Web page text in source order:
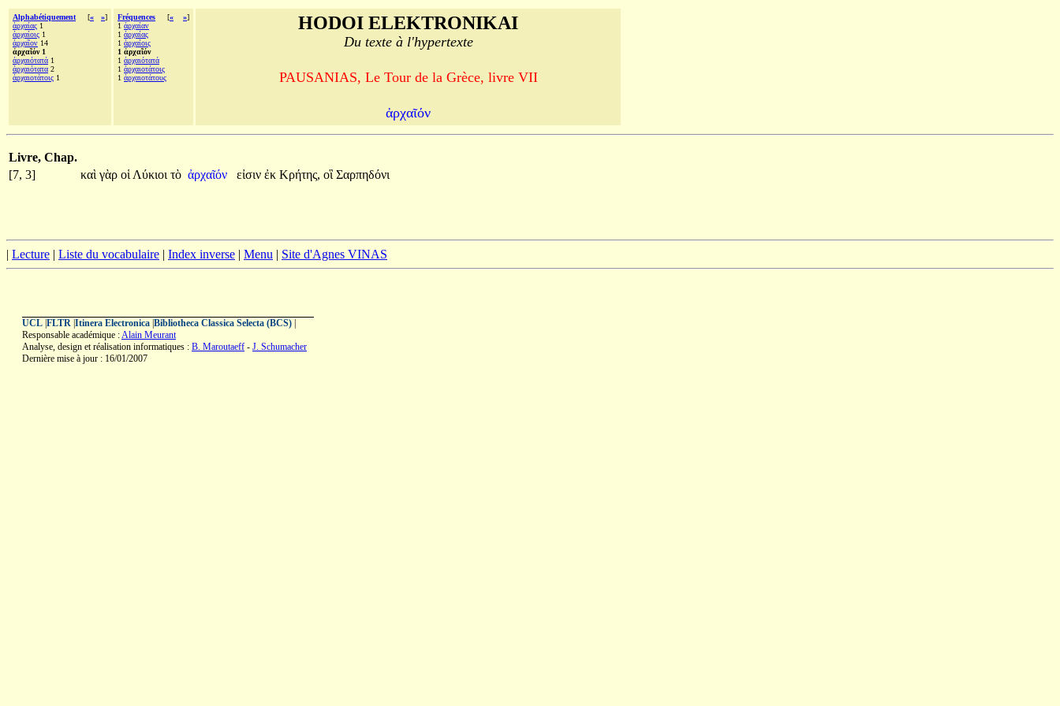
Alphabétiquement [« »]
ἀρχαίας 1
ἀρχαίοις 1
ἀρχαῖον 14
ἀρχαῖόν 1
ἀρχαιότατά 1
ἀρχαιότατα 2
ἀρχαιοτάτοις 1
Fréquences [« »]
1 ἀρχαίαν
1 ἀρχαίας
1 ἀρχαίοις
1 ἀρχαῖόν
1 ἀρχαιότατά
1 ἀρχαιοτάτοις
1 ἀρχαιοτάτους
HODOI ELEKTRONIKAI
Du texte à l'hypertexte
PAUSANIAS, Le Tour de la Grèce, livre VII
ἀρχαῖόν
Livre, Chap.
[7, 3]
καὶ γὰρ οἱ Λύκιοι τὸ ἀρχαῖόν εἰσιν ἐκ Κρήτης, οἳ Σαρπηδόνι
| Lecture | Liste du vocabulaire | Index inverse | Menu | Site d'Agnes VINAS
UCL FLTR Itinera Electronica Bibliotheca Classica Selecta (BCS)
Responsable académique :Alain Meurant
Analyse, design et réalisation informatiques : B. Maroutaeff - J. Schumacher
Dernière mise à jour : 16/01/2007